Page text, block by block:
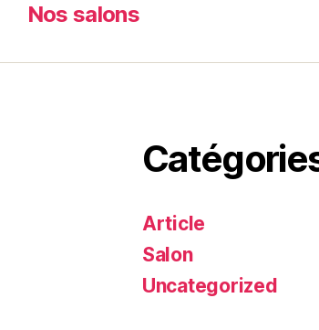
Nos salons
Article
Salon
Uncategorized